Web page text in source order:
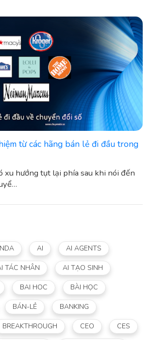
từ các hãng bán lẻ đi đầu trong
xu hướng tụt lại phía sau khi nói đến
AI AI AGENTS
TÁC NHÂN AI TẠO SINH
BAI HOC BÀI HỌC
BÁN-LẺ BANKING
BREAKTHROUGH CEO CES